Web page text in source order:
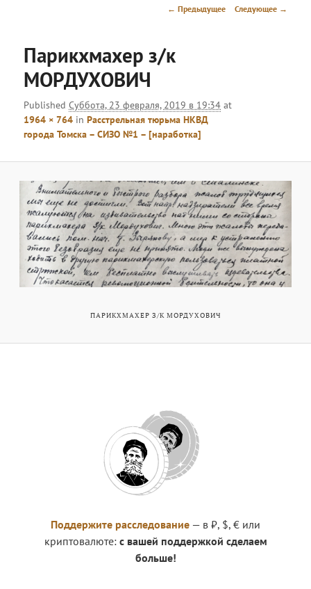
Навигация
← Предыдущее Следующее →
Парикхмахер з/к
МОРДУХОВИЧ
PublishedСуббота, 23 февраля, 2019 в 19:34 at
1964 × 764 inРасстрельная тюрьма НКВД
города Томска – СИЗО №1 – [наработка]
ПАРИКХМАХЕР З/К МОРДУХОВИЧ
Поддержите расследование — в ₽, $, € или
криптовалюте: с вашей поддержкой сделаем
больше!